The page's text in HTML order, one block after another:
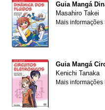
Guia Mangá
Masahiro Takei
Mais informações
Guia Mangá
Kenichi Tanaka
Mais informações